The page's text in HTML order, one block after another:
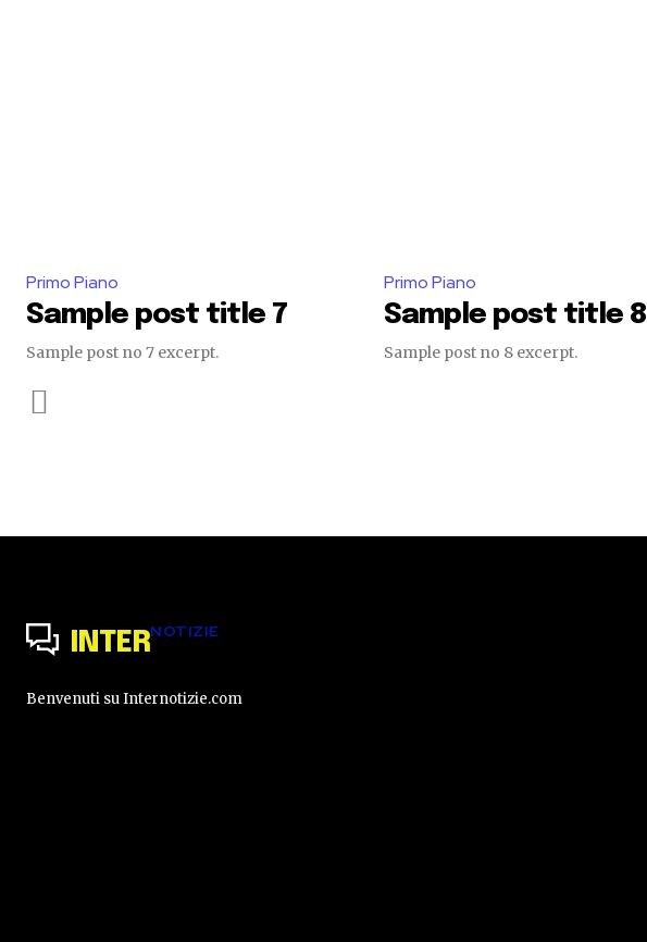
Primo Piano
Sample post title 7
Sample post no 7 excerpt.
Primo Piano
Sample post title 8
Sample post no 8 excerpt.
INTERNOTIZIE
Benvenuti su Internotizie.com